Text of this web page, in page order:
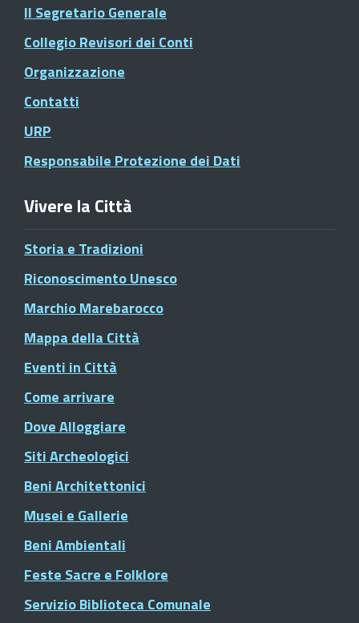
Il Segretario Generale
Collegio Revisori dei Conti
Organizzazione
Contatti
URP
Responsabile Protezione dei Dati
Vivere la Città
Storia e Tradizioni
Riconoscimento Unesco
Marchio Marebarocco
Mappa della Città
Eventi in Città
Come arrivare
Dove Alloggiare
Siti Archeologici
Beni Architettonici
Musei e Gallerie
Beni Ambientali
Feste Sacre e Folklore
Servizio Biblioteca Comunale